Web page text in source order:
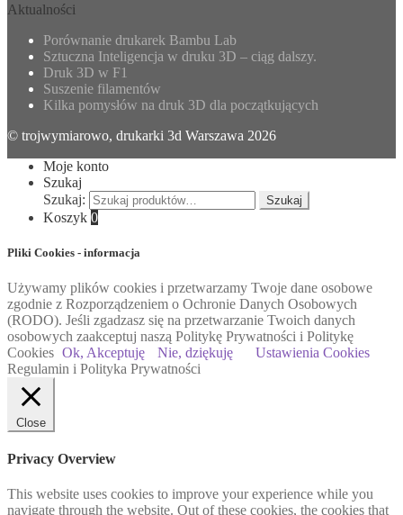
Aktualności
Porównanie drukarek Bambu Lab
Sztuczna Inteligencja w druku 3D – ciąg dalszy.
Druk 3D w F1
Suszenie filamentów
Kilka pomysłów na druk 3D dla początkujących
© trojwymiarowo, drukarki 3d Warszawa 2026
Moje konto
Szukaj
Szukaj:
Szukaj
Koszyk 0
Pliki Cookies - informacja
Używamy plików cookies i przetwarzamy Twoje dane osobowe
zgodnie z Rozporządzeniem o Ochronie Danych Osobowych
(RODO). Jeśli zgadzasz się na przetwarzanie Twoich danych
osobowych zaakceptuj naszą Politykę Prywatności i Politykę
Cookies Ok, Akceptuję Nie, dziękuję
Ustawienia Cookies
Regulamin i Polityka Prywatności
Close
Privacy Overview
This website uses cookies to improve your experience while you
navigate through the website. Out of these cookies, the cookies that